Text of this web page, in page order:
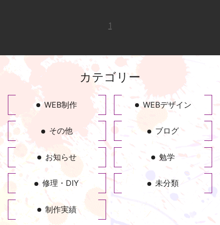
1
カテゴリー
WEB制作 WEBデザイン
その他 ブログ
お知らせ 勉学
修理・DIY 未分類
制作実績